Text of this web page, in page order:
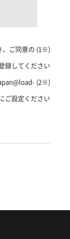
(※1)
、ご同意の
録してください。
設定ください。